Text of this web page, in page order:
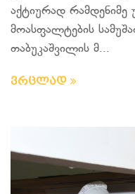
აქტიურად რამდენიმე
მოასფალტების
თაბუკაშვილის მ...
ვრცლად